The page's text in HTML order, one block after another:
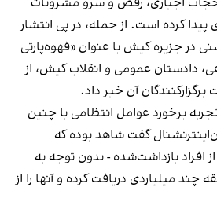
کرده است. از جمله، در پی انتشار
در جزیره کیش با عنوان «قهوه‌پارتی
دادستان عمومی و انقلاب کیش، از
آن خبر داد.
برخورد عوامل انتظامی با چنین
گفت شاهد بوده که
افراد بازداشت‌‌شده - بدون توجه به
میلیاردی دریافت کرده و آنها را از